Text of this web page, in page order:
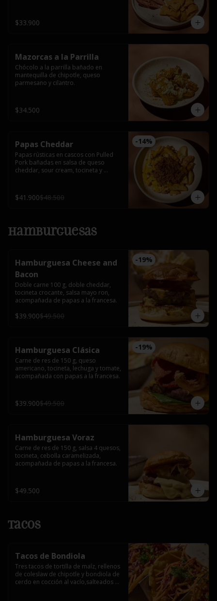
$33.900
Mazorcas a la Parrilla
Chócolo a la parrilla bañado en
mantequilla de chipotle, queso
parmesano y cilantro.
$34.500
-14%
Papas Cheddar
Papas rústicas en cascos con Pulled
Pork bañadas en salsa de queso
cheddar, sour cream, tocineta y
$41.900$48.500
Hamburguesas
-19%
Hamburguesa Cheese and
Bacon
Doble carne 100 g, doble cheddar,
tocineta crocante, salsa mayo ron,
acompañada de papas a la francesa.
$39.900$49.500
-19%
Hamburguesa Clásica
Carne de res de 150 g, queso
americano, tocineta, lechuga y tomate,
acompañada con papas a la francesa.
$39.900$49.500
Hamburguesa Voraz
Carne de res de 150 g, salsa 4 quesos,
tocineta, cebolla caramelizada,
acompañada de papas a la francesa.
$49.500
Tacos
Tacos de Bondiola
Tres tacos de tortilla de maíz, rellenos
de coleslaw de chipotle y bondiola de
cerdo en cocción al vacío,salteados